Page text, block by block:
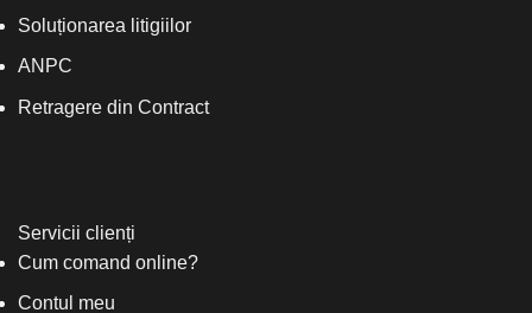
Soluționarea litigiilor
ANPC
Retragere din Contract
Servicii clienți
Cum comand online?
Contul meu